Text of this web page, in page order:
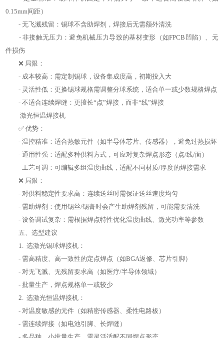
0.15mm间距）
- 无飞溅残留：锡球不含助焊剂，焊接后无需额外清洗
- 非接触无压力：避免机械压力导致的基材变形（如FPCB凹陷）、元
件损伤
❌ 局限：
- 成本较高：需定制锡球，设备集成度高，初期投入大
- 灵活性低：更换锡球规格需调整分球系统，适合单一或少数规格焊点
- 不适合连续焊缝：更擅长“点”焊接，而非“线”焊接
激光恒温焊接机
✅ 优势：
- 温控精准：适合热敏元件（如半导体芯片、传感器），避免过热损坏
- 通用性强：适配多种供料方式，可应对复杂焊点形态（点/线/面）
- 工艺可调：可编辑多组温度曲线，适配不同材质/厚度的焊接需求
❌ 局限：
- 对供料稳定性要求高：连续送丝时需保证送丝速度均匀
- 需助焊剂：使用锡丝/锡膏时会产生助焊剂残留，可能需要清洗
- 设备调试复杂：需根据焊点特性优化温度曲线、激光功率等参数
五、选型建议
1. 选激光锡球焊接机：
- 需高精度、高一致性的定点焊点（如BGA返修、芯片引脚）
- 对无飞溅、无残留要求高（如医疗/半导体领域）
- 批量生产，焊点规格单一或较少
2. 选激光恒温焊接机：
- 对温度敏感的元件（如精密传感器、柔性电路板）
- 需连续焊接（如电池引脚、长焊缝）
- 多品种、小批量生产，需灵活适配不同焊点形态